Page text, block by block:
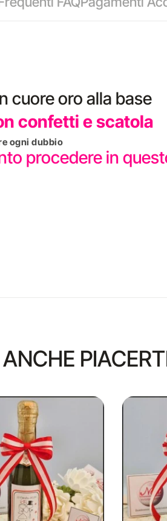
cuore oro alla base
confetti e scatola
ogni dubbio
procedere in